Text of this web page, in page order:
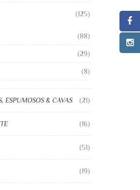
(125)
(88)
(29)
(8)
ESPUMOSOS & CAVAS (21)
(16)
(51)
(19)